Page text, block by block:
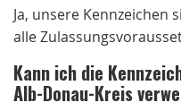
Ja, unsere Kennzeichen
alle
Kann ich die
Alb-Donau-Kreis